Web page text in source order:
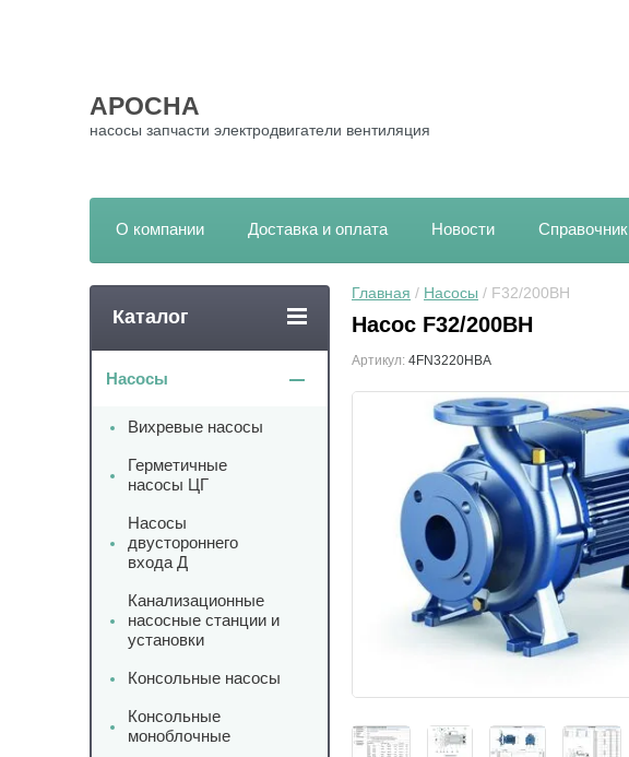
АРОСНА
насосы запчасти электродвигатели вентиляция
О компании Доставка и оплата Новости Справочник
Главная / Насосы / F32/200BH
Насос F32/200BH
Артикул: 4FN3220HBA
Каталог
Насосы
Вихревые насосы
Герметичные
насосы ЦГ
Насосы
двустороннего
входа Д
Канализационные
насосные станции и
установки
Консольные насосы
Консольные
моноблочные